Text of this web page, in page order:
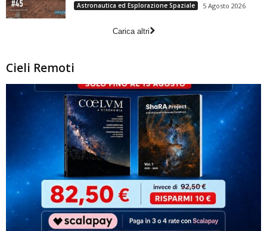
Astronautica ed Esplorazione Spaziale 5 Agosto 2026
Carica altri
Cieli Remoti